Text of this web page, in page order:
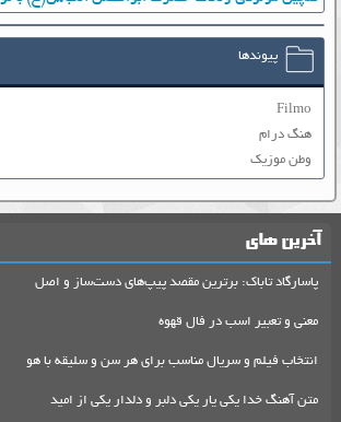
پیوندها
Filmo
هنگ درام
وطن موزیک
آخرین های
پاسارگاد تاباک: برترین مقصد پیپ‌های دست‌ساز و اصل
معنی و تعبیر اسب در فال قهوه
انتخاب فیلم و سریال مناسب برای هر سن و سلیقه با هو
متن آهنگ خدا یکی یار یکی دلبر و دلدار یکی از امید